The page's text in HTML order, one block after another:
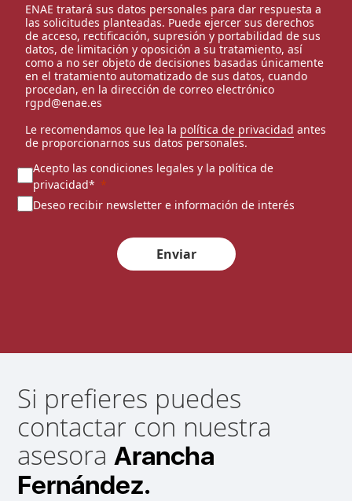
ENAE tratará sus datos personales para dar respuesta a
las solicitudes planteadas. Puede ejercer sus derechos
de acceso, rectificación, supresión y portabilidad de sus
datos, de limitación y oposición a su tratamiento, así
como a no ser objeto de decisiones basadas únicamente
en el tratamiento automatizado de sus datos, cuando
procedan, en la dirección de correo electrónico
rgpd@enae.es
Le recomendamos que lea la política de privacidad antes
de proporcionarnos sus datos personales.
Acepto las condiciones legales y la política de
privacidad*
Deseo recibir newsletter e información de interés
Enviar
Si prefieres puedes
contactar con nuestra
asesoraArancha
Fernández.